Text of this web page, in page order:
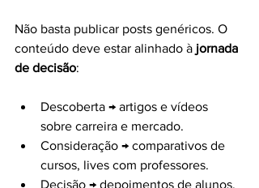
Não basta publicar posts genéricos. O
conteúdo deve estar alinhado à jornada
de decisão:
Descoberta → artigos e vídeos
sobre carreira e mercado.
Consideração → comparativos de
cursos, lives com professores.
Decisão → depoimentos de alunos,